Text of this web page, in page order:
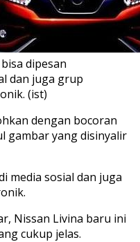
dipesan
dan juga grup
(ist)
dengan bocoran
gambar yang disinyalir
media sosial dan juga
Nissan Livina baru ini
cukup jelas.